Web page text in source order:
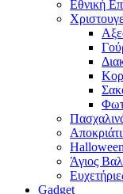
Εθνική
Halloween
Άγιος
Gadget